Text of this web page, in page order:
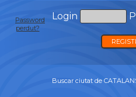
Login
Password
perdut?
Buscar ciutat de